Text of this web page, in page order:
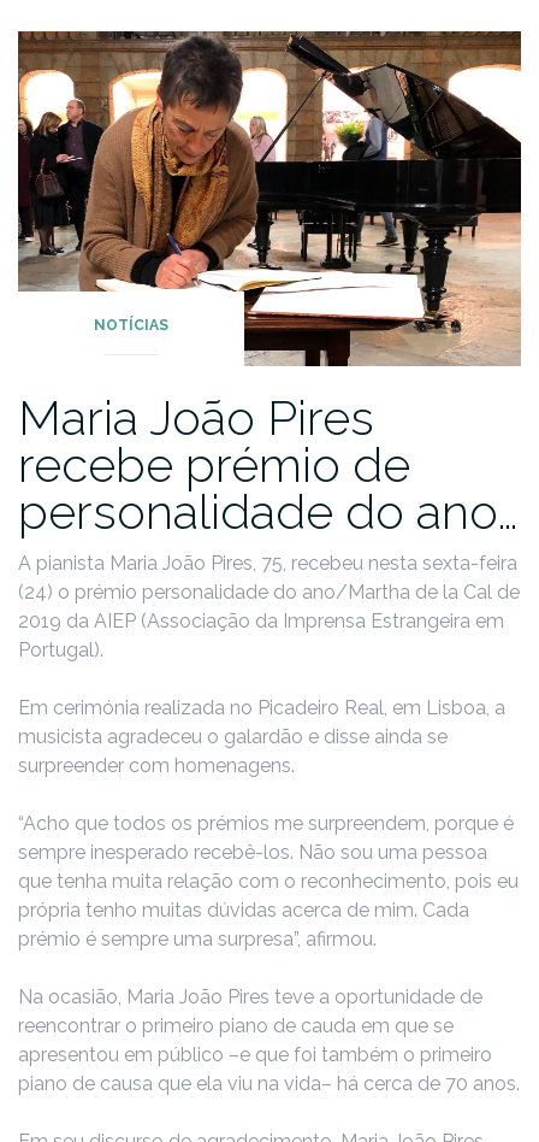
NOTÍCIAS
Maria João Pires
recebe prémio de
personalidade do ano…
A pianista Maria João Pires, 75, recebeu nesta sexta-feira
(24) o prémio personalidade do ano/Martha de la Cal de
2019 da AIEP (Associação da Imprensa Estrangeira em
Portugal).
Em cerimónia realizada no Picadeiro Real, em Lisboa, a
musicista agradeceu o galardão e disse ainda se
surpreender com homenagens.
“Acho que todos os prémios me surpreendem, porque é
sempre inesperado recebê-los. Não sou uma pessoa
que tenha muita relação com o reconhecimento, pois eu
própria tenho muitas dúvidas acerca de mim. Cada
prémio é sempre uma surpresa”, afirmou.
Na ocasião, Maria João Pires teve a oportunidade de
reencontrar o primeiro piano de cauda em que se
apresentou em público –e que foi também o primeiro
piano de causa que ela viu na vida– há cerca de 70 anos.